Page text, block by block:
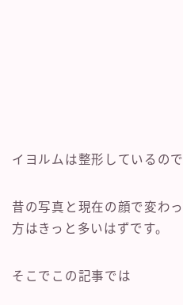
イヨルムは整形しているの
昔の写真と現在の顔で変わ
方はきっと多いはずです。
そこでこの記事では